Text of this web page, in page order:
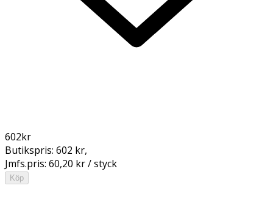
602kr
Butikspris: 602 kr,
Jmfs.pris: 60,20 kr / styck
Köp